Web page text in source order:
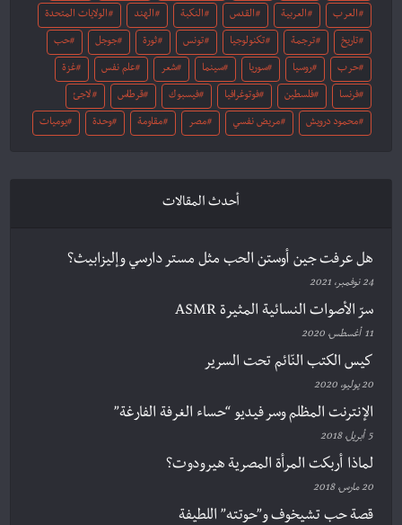
العرب العربية القدس النكبة الهند الولايات المتحدة
تاريخ ترجمة تكنولوجيا تونس ثورة جوجل حب
حرب روسيا سوريا سينما شعر علم نفس غزة
فرنسا فلسطين فوتوغرافيا فيسبوك قرطاس لاجئ
محمود درويش مريض نفسي مصر مقاومة وحدة يوميات
أحدث المقالات
هل عرفت جين أوستن الحب مثل مستر دارسي وإليزابيث؟
24 نوفمبر، 2021
سرّ الأصوات النسائية المثيرة ASMR
11 أغسطس، 2020
كيس الكتب النّائم تحت السرير
20 يوليو، 2020
الإنترنت المظلم وسر فيديو “حساء الغرفة الفارغة”
5 أبريل، 2018
لماذا أربكت المرأة المصرية هيرودوت؟
20 مارس، 2018
قصة حب تشيخوف و”حوتته” اللطيفة